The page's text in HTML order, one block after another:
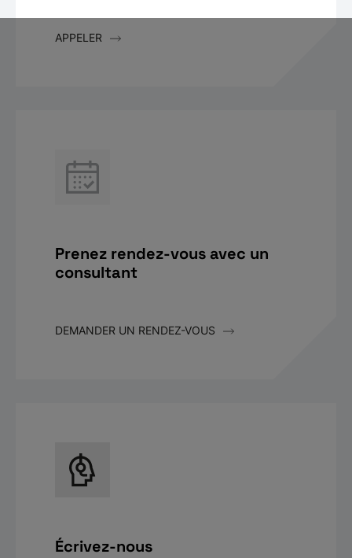
APPELER
Prenez rendez-vous avec un
consultant
DEMANDER UN RENDEZ-VOUS
Écrivez-nous